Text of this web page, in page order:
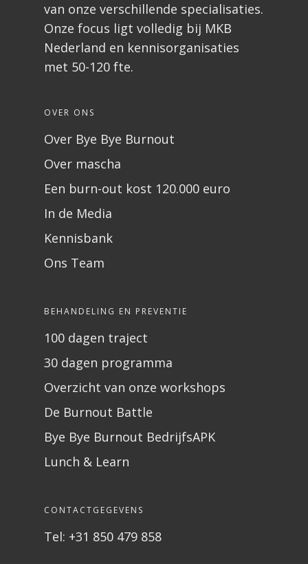
van onze verschillende specialisaties.
Onze focus ligt volledig bij MKB
Nederland en kennisorganisaties
met 50-120 fte.
OVER ONS
Over Bye Bye Burnout
Over mascha
Een burn-out kost 120.000 euro
In de Media
Kennisbank
Ons Team
BEHANDELING EN PREVENTIE
100 dagen traject
30 dagen programma
Overzicht van onze workshops
De Burnout Battle
Bye Bye Burnout BedrijfsAPK
Lunch & Learn
CONTACTGEGEVENS
Tel: +31 850 479 858